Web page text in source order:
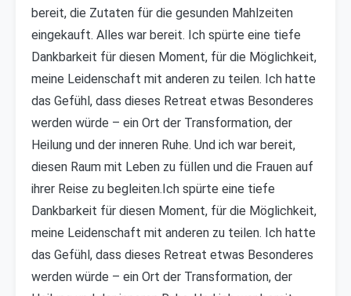
bereit, die Zutaten für die gesunden Mahlzeiten
eingekauft. Alles war bereit. Ich spürte eine tiefe
Dankbarkeit für diesen Moment, für die Möglichkeit,
meine Leidenschaft mit anderen zu teilen. Ich hatte
das Gefühl, dass dieses Retreat etwas Besonderes
werden würde – ein Ort der Transformation, der
Heilung und der inneren Ruhe. Und ich war bereit,
diesen Raum mit Leben zu füllen und die Frauen auf
ihrer Reise zu begleiten.Ich spürte eine tiefe
Dankbarkeit für diesen Moment, für die Möglichkeit,
meine Leidenschaft mit anderen zu teilen. Ich hatte
das Gefühl, dass dieses Retreat etwas Besonderes
werden würde – ein Ort der Transformation, der